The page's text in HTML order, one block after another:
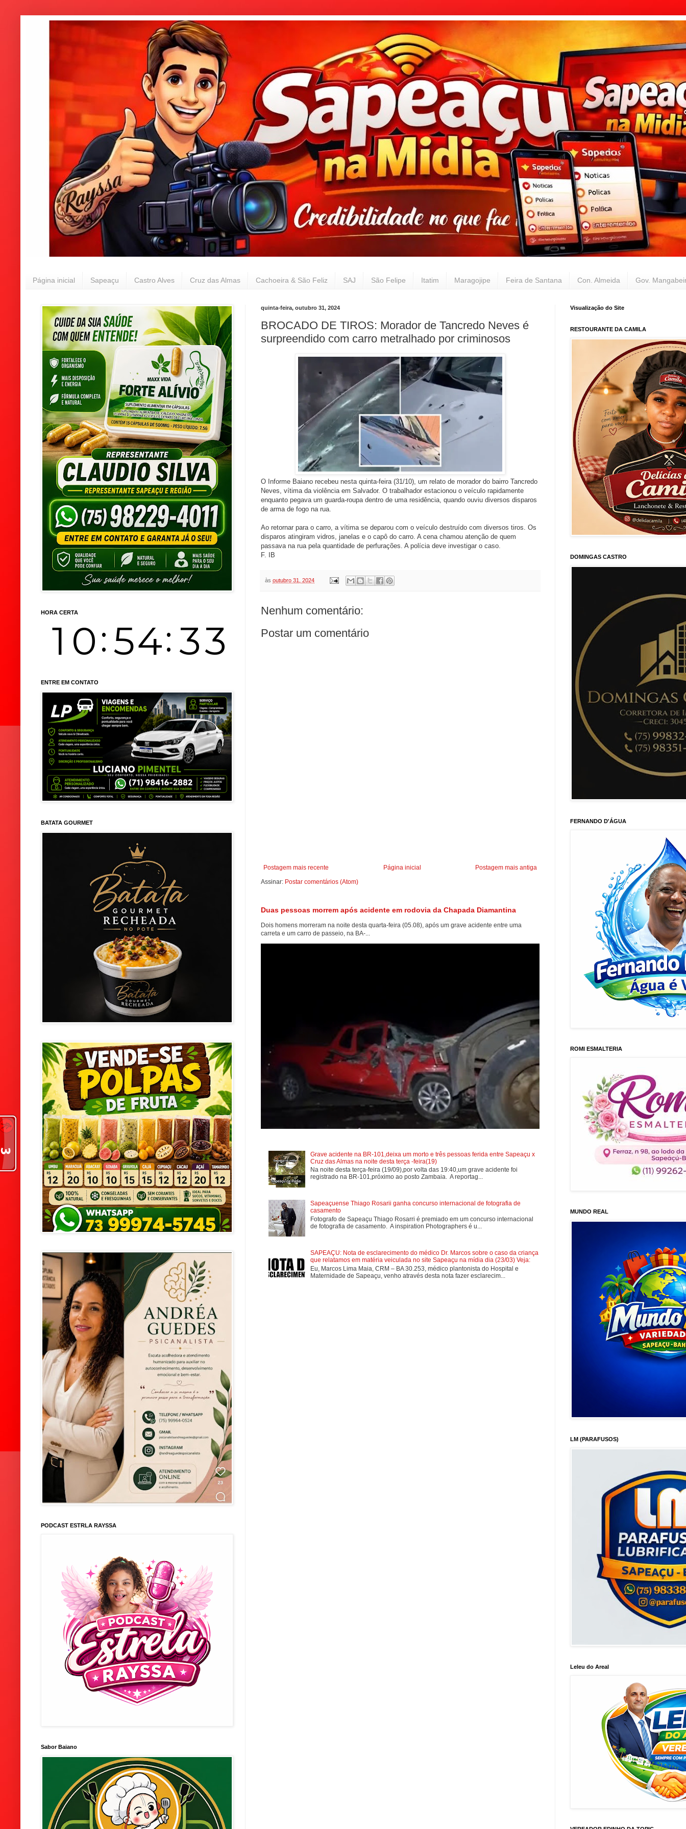
Página inicial Sapeaçu Castro Alves Cruz das Almas Cachoeira & São Feliz SAJ São Felipe Itatim Maragojipe Feira de Santana Con. Almeida Gov.
quinta-feira, outubro 31, 2024
BROCADO DE TIROS: Morador de Tancredo Neves é
surpreendido com carro metralhado por criminosos
O Informe Baiano recebeu nesta quinta-feira (31/10), um relato de morador do bairro Tancredo
Neves, vítima da violência em Salvador. O trabalhador estacionou o veículo rapidamente
enquanto pegava um guarda-roupa dentro de uma residência, quando ouviu diversos disparos
de arma de fogo na rua.
Ao retornar para o carro, a vítima se deparou com o veículo destruído com diversos tiros. Os
disparos atingiram vidros, janelas e o capô do carro. A cena chamou atenção de quem
passava na rua pela quantidade de perfurações. A polícia deve investigar o caso.
F. IB
às outubro 31, 2024
Nenhum comentário:
Postar um comentário
Postagem mais recente Postagem mais antiga
Página inicial
Assinar: Postar comentários (Atom)
Duas pessoas morrem após acidente em rodovia da Chapada Diamantina
Dois homens morreram na noite desta quarta-feira (05.08), após um grave acidente entre uma
carreta e um carro de passeio, na BA-...
Grave acidente na BR-101,deixa um morto e três pessoas ferida entre Sapeaçu x
Cruz das Almas na noite desta terça -feira(19)
Na noite desta terça-feira (19/09),por volta das 19:40,um grave acidente foi
registrado na BR-101,próximo ao posto Zambaia. A reportag...
Sapeaçuense Thiago Rosarii ganha concurso internacional de fotografia de
casamento
Fotografo de Sapeaçu Thiago Rosarri é premiado em um concurso internacional
de fotografia de casamento. A inspiration Photographers é u...
SAPEAÇU: Nota de esclarecimento do médico Dr. Marcos sobre o caso da criança
que relatamos em matéria veiculada no site Sapeaçu na mídia dia (23/03) Veja:
Eu, Marcos Lima Maia, CRM – BA 30.253, médico plantonista do Hospital e
Maternidade de Sapeaçu, venho através desta nota fazer esclarecim...
HORA CERTA
ENTRE EM CONTATO
BATATA GOURMET
PODCAST ESTRLA RAYSSA
Sabor Baiano
Visualização do Site
RESTOURANTE DA CAMILA
DOMINGAS CASTRO
FERNANDO D'ÁGUA
ROMI ESMALTERIA
MUNDO REAL
LM (PARAFUSOS)
Leleu do Areal